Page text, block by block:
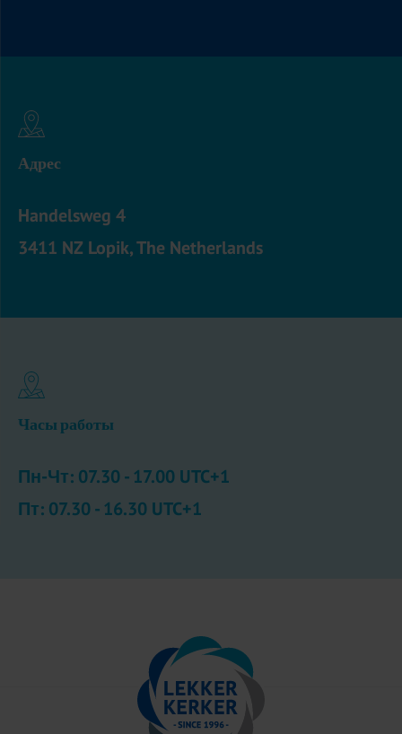
Адрес
Handelsweg 4
3411 NZ Lopik, The Netherlands
Часы работы
Пн-Чт: 07.30 - 17.00 UTC+1
Пт: 07.30 - 16.30 UTC+1